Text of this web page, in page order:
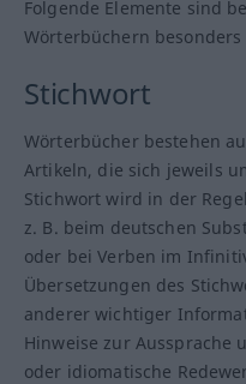
Folgende Elemente sind
Wörterbüchern
Stichwort
Wörterbücher bestehen
Artikeln, die sich jeweils
Stichwort wird in der
z. B. beim deutschen
oder bei Verben im
Übersetzungen des
anderer wichtiger
Hinweise zur Aussprache
oder idiomatische